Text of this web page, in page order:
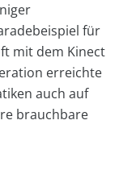
für
mit dem Kinect
erreichte
auch auf
brauchbare